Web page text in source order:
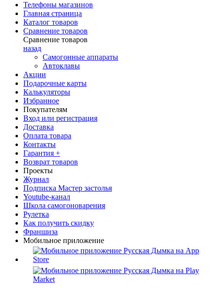
Телефоны магазинов
Главная страница
Каталог товаров
Сравнение товаров
Сравнение товаров
назад
Самогонные аппараты
Автоклавы
Акции
Подарочные карты
Калькуляторы
Избранное
Покупателям
Вход или регистрация
Доставка
Оплата товара
Контакты
Гарантия +
Возврат товаров
Проекты
Журнал
Подписка Мастер застолья
Youtube-канал
Школа самогоноварения
Рулетка
Как получить скидку
Франшиза
Мобильное приложение